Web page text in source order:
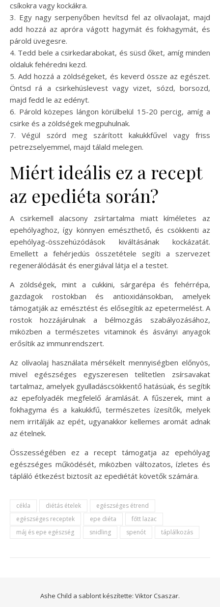
csíkokra vagy kockákra.
3. Egy nagy serpenyőben hevítsd fel az olívaolajat, majd
add hozzá az apróra vágott hagymát és fokhagymát, és
párold üvegesre.
4. Tedd bele a csirkedarabokat, és süsd őket, amíg minden
oldaluk fehéredni kezd.
5. Add hozzá a zöldségeket, és keverd össze az egészet.
Öntsd rá a csirkehúslevest vagy vizet, sózd, borsozd,
majd fedd le az edényt.
6. Párold közepes lángon körülbelül 15-20 percig, amíg a
csirke és a zöldségek megpuhulnak.
7. Végül szórd meg szárított kakukkfűvel vagy friss
petrezselyemmel, majd tálald melegen.
Miért ideális ez a recept
az epediéta során?
A csirkemell alacsony zsírtartalma miatt kíméletes az
epehólyaghoz, így könnyen emészthető, és csökkenti az
epehólyag-összehúzódások kiváltásának kockázatát.
Emellett a fehérjedús összetétele segíti a szervezet
regenerálódását és energiával látja el a testet.
A zöldségek, mint a cukkini, sárgarépa és fehérrépa,
gazdagok rostokban és antioxidánsokban, amelyek
támogatják az emésztést és elősegítik az epetermelést. A
rostok hozzájárulnak a bélmozgás szabályozásához,
miközben a természetes vitaminok és ásványi anyagok
erősítik az immunrendszert.
Az olívaolaj használata mérsékelt mennyiségben előnyös,
mivel egészséges egyszeresen telítetlen zsírsavakat
tartalmaz, amelyek gyulladáscsökkentő hatásúak, és segítik
az epefolyadék megfelelő áramlását. A fűszerek, mint a
fokhagyma és a kakukkfű, természetes ízesítők, melyek
nem irritálják az epét, ugyanakkor kellemes aromát adnak
az ételnek.
Összességében ez a recept támogatja az epehólyag
egészséges működését, miközben változatos, ízletes és
tápláló étkezést biztosít az epediétát követők számára.
cékla diétás ételek
egészséges étrend
egészséges receptek
epe diéta
főtt lazac
máj és epe egészség
snidling spenót táplálkozás
Ashe Child a sablont készítette: Viktor Csaszar.